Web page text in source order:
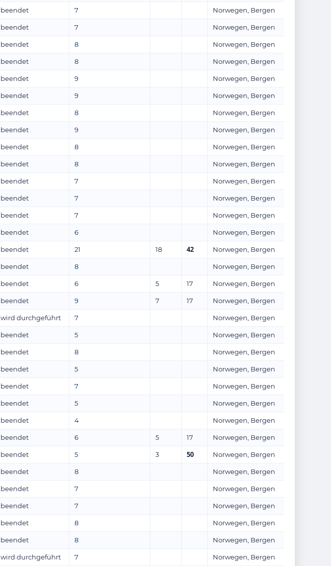
beendet 7 Norwegen, Bergen
beendet 7 Norwegen, Bergen
beendet 8 Norwegen, Bergen
beendet 8 Norwegen, Bergen
beendet 9 Norwegen, Bergen
beendet 9 Norwegen, Bergen
beendet 8 Norwegen, Bergen
beendet 9 Norwegen, Bergen
beendet 8 Norwegen, Bergen
beendet 8 Norwegen, Bergen
beendet 7 Norwegen, Bergen
beendet 7 Norwegen, Bergen
beendet 7 Norwegen, Bergen
beendet 6 Norwegen, Bergen
beendet 21 18 42 Norwegen, Bergen
beendet 8 Norwegen, Bergen
beendet 6 5 17 Norwegen, Bergen
beendet 9 7 17 Norwegen, Bergen
wird durchgeführt 7 Norwegen, Bergen
beendet 5 Norwegen, Bergen
beendet 8 Norwegen, Bergen
beendet 5 Norwegen, Bergen
beendet 7 Norwegen, Bergen
beendet 5 Norwegen, Bergen
beendet 4 Norwegen, Bergen
beendet 6 5 17 Norwegen, Bergen
beendet 5 3 50 Norwegen, Bergen
beendet 8 Norwegen, Bergen
beendet 7 Norwegen, Bergen
beendet 7 Norwegen, Bergen
beendet 8 Norwegen, Bergen
beendet 8 Norwegen, Bergen
wird durchgeführt 7 Norwegen, Bergen